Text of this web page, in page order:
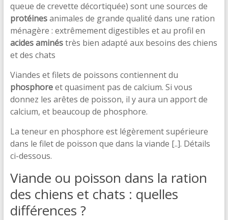
queue de crevette décortiquée) sont une sources de
protéinesanimales de grande qualité dans une ration
ménagère : extrêmement digestibles et au profil en
acides aminéstrès bien adapté aux besoins des chiens
et des chats
Viandes et filets de poissons contiennent du
phosphoreet quasiment pas de calcium. Si vous
donnez les arêtes de poisson, il y aura un apport de
calcium, et beaucoup de phosphore.
La teneur en phosphore est légèrement supérieure
dans le filet de poisson que dans la viande [..]. Détails
ci-dessous.
Viande ou poisson dans la ration
des chiens et chats : quelles
différences ?